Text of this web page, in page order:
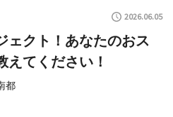
2026.06.05
ェクト！あなたのおス
えてください！
都